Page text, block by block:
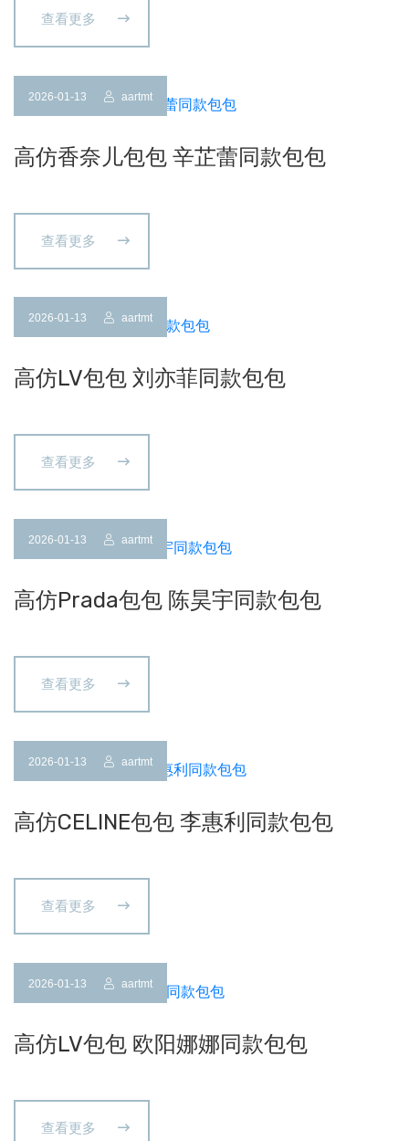
查看更多
2026-01-13 aartmt
高仿香奈儿包包 辛芷蕾同款包包
查看更多
2026-01-13 aartmt
高仿LV包包 刘亦菲同款包包
查看更多
2026-01-13 aartmt
高仿Prada包包 陈昊宇同款包包
查看更多
2026-01-13 aartmt
高仿CELINE包包 李惠利同款包包
查看更多
2026-01-13 aartmt
高仿LV包包 欧阳娜娜同款包包
查看更多